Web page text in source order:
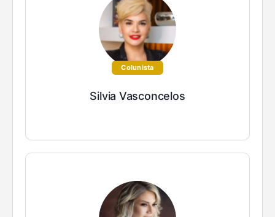
Colunista
Silvia Vasconcelos